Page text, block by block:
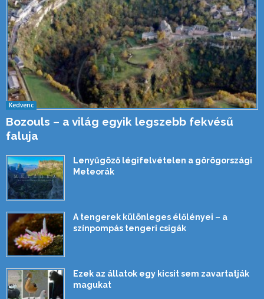
Kedvenc
Bozouls – a világ egyik legszebb fekvésű
faluja
Lenyűgöző légifelvételen a görögországi
Meteorák
A tengerek különleges élőlényei – a
színpompás tengeri csigák
Ezek az állatok egy kicsit sem zavartatják
magukat